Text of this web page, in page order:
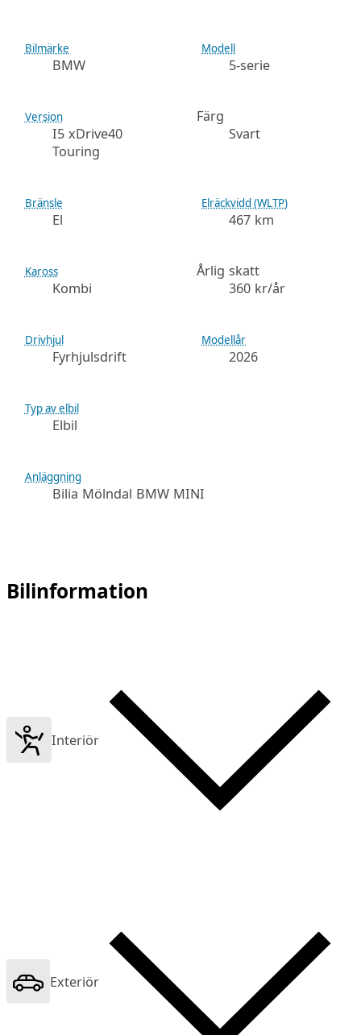
Bilmärke
BMW
Modell
5-serie
Version
I5 xDrive40
Touring
Färg
Svart
Bränsle
El
Elräckvidd (WLTP)
467 km
Kaross
Kombi
Årlig skatt
360 kr/år
Drivhjul
Fyrhjulsdrift
Modellår
2026
Typ av elbil
Elbil
Anläggning
Bilia Mölndal BMW MINI
Bilinformation
Interiör
Exteriör